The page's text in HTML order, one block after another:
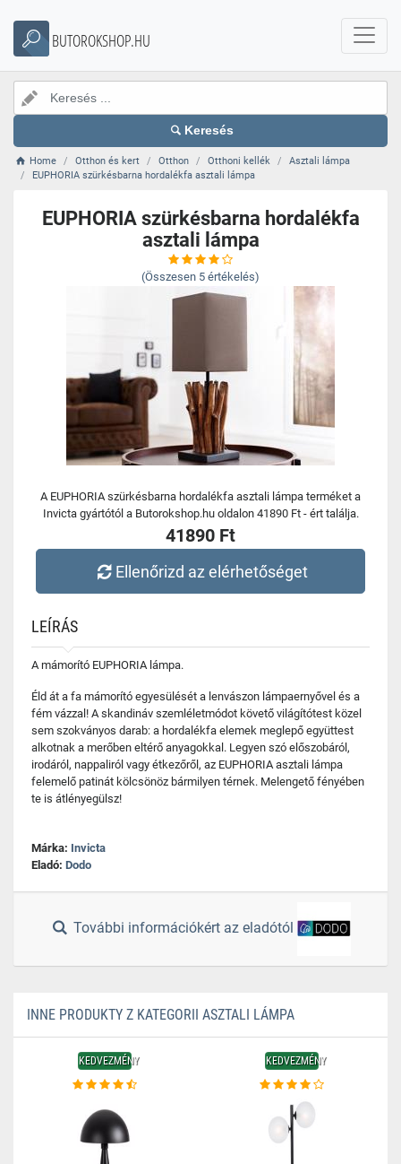
BUTOROKSHOP.HU
Keresés
Home Otthon és kert Otthon Otthoni kellék
Asztali lámpa
EUPHORIA szürkésbarna hordalékfa asztali lámpa
EUPHORIA szürkésbarna hordalékfa
asztali lámpa
(Összesen 5 értékelés)
A EUPHORIA szürkésbarna hordalékfa asztali lámpa terméket a
Invicta gyártótól a Butorokshop.hu oldalon 41890 Ft - ért találja.
41890 Ft
Ellenőrizd az elérhetőséget
LEÍRÁS
A mámorító EUPHORIA lámpa.
Éld át a fa mámorító egyesülését a lenvászon lámpaernyővel és a
fém vázzal! A skandináv szemléletmódot követő világítótest közel
sem szokványos darab: a hordalékfa elemek meglepő együttest
alkotnak a merőben eltérő anyagokkal. Legyen szó előszobáról,
irodáról, nappaliról vagy étkezőről, az EUPHORIA asztali lámpa
felemelő patinát kölcsönöz bármilyen térnek. Melengető fényében
te is átlényegülsz!
Márka: Invicta
Eladó: Dodo
További információkért az eladótól
INNE PRODUKTY Z KATEGORII ASZTALI LÁMPA
KEDVEZMÉNY KEDVEZMÉNY